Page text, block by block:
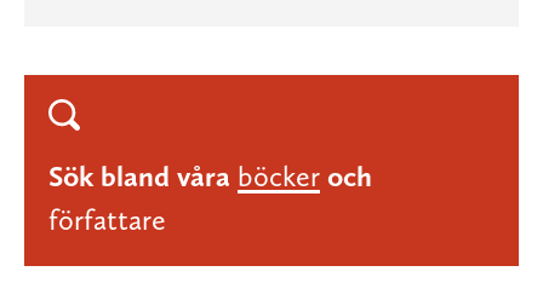
Sök bland våra böcker och
författare